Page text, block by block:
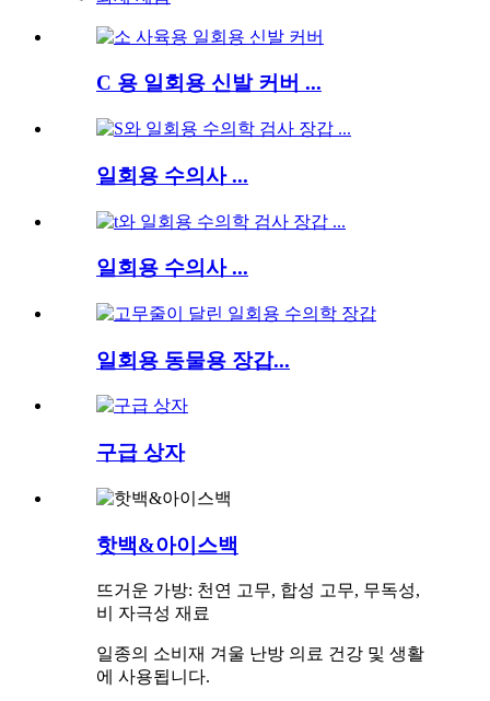
C 용 일회용 신발 커버 ...
일회용 수의사 ...
일회용 수의사 ...
일회용 동물용 장갑...
구급 상자
핫백&아이스백
뜨거운 가방: 천연 고무, 합성 고무, 무독성,
비 자극성 재료
일종의 소비재 겨울 난방 의료 건강 및 생활
에 사용됩니다.